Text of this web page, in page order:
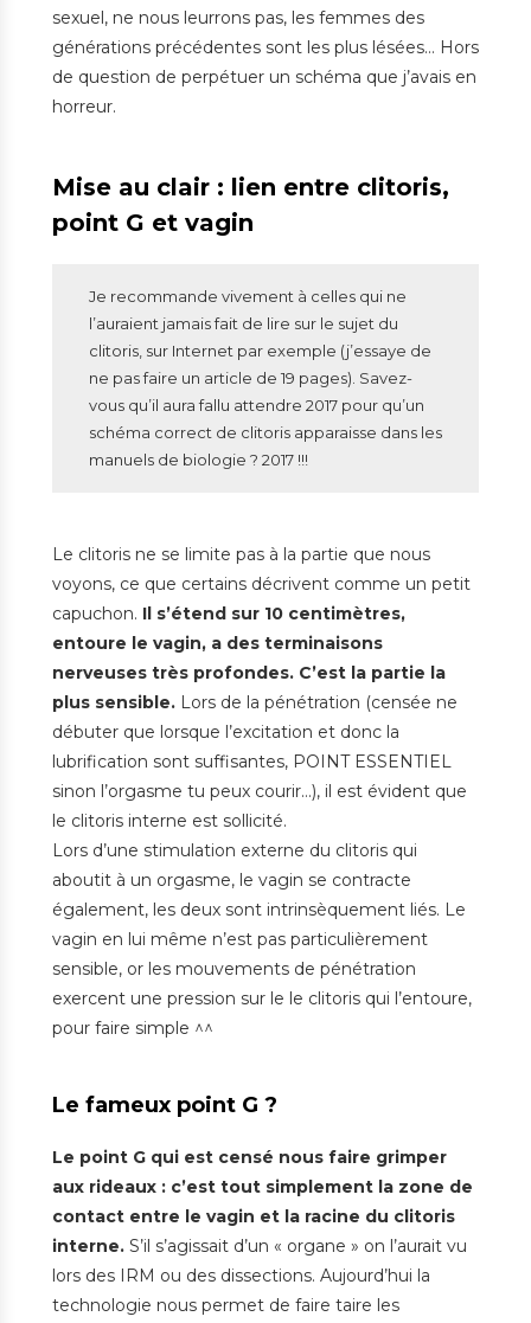
sexuel, ne nous leurrons pas, les femmes des
générations précédentes sont les plus lésées… Hors
de question de perpétuer un schéma que j’avais en
horreur.
Mise au clair : lien entre clitoris,
point G et vagin
Je recommande vivement à celles qui ne
l’auraient jamais fait de lire sur le sujet du
clitoris, sur Internet par exemple (j’essaye de
ne pas faire un article de 19 pages). Savez-
vous qu’il aura fallu attendre 2017 pour qu’un
schéma correct de clitoris apparaisse dans les
manuels de biologie ? 2017 !!!
Le clitoris ne se limite pas à la partie que nous
voyons, ce que certains décrivent comme un petit
capuchon. Il s’étend sur 10 centimètres,
entoure le vagin, a des terminaisons
nerveuses très profondes. C’est la partie la
plus sensible. Lors de la pénétration (censée ne
débuter que lorsque l’excitation et donc la
lubrification sont suffisantes, POINT ESSENTIEL
sinon l’orgasme tu peux courir…), il est évident que
le clitoris interne est sollicité.
Lors d’une stimulation externe du clitoris qui
aboutit à un orgasme, le vagin se contracte
également, les deux sont intrinsèquement liés. Le
vagin en lui même n’est pas particulièrement
sensible, or les mouvements de pénétration
exercent une pression sur le le clitoris qui l’entoure,
pour faire simple ^^
Le fameux point G ?
Le point G qui est censé nous faire grimper
aux rideaux : c’est tout simplement la zone de
contact entre le vagin et la racine du clitoris
interne. S’il s’agissait d’un « organe » on l’aurait vu
lors des IRM ou des dissections. Aujourd’hui la
technologie nous permet de faire taire les